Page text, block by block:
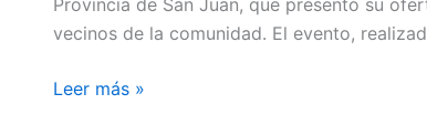
Provincia de San Juan, que presentó su
vecinos de la comunidad. El evento,
Leer más »